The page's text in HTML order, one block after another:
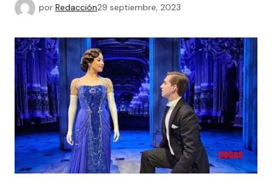
por Redacción29 septiembre, 2023